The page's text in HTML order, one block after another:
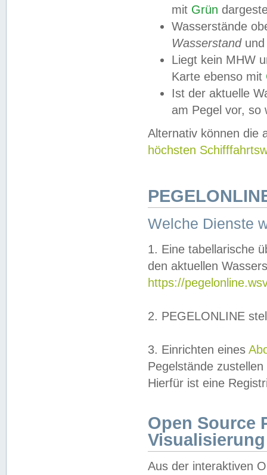
mit Grün
Wasserstände
Wasserstandund
Liegt kein MHW
Karte ebenso mit
Ist der aktuelle
am Pegel vor,
Alternativ können die
höchsten
Welche Dienste
1. Eine tabellarische
den aktuellen
https://
2. PEGELONLINE
3. Einrichten eines
Pegelstände
Hierfür ist eine
Open Source
Visualisierung
Aus der interaktiven